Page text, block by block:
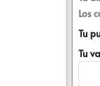
Los
Tu
Tu